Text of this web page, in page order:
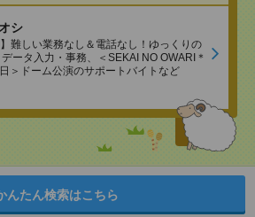
シ
】難しい業務なし＆電話なし！ゆっくりの
ータ入力・事務、＜SEKAI NO OWARI＊
＞ドーム公演のサポートバイトなど
んたん検索はこちら